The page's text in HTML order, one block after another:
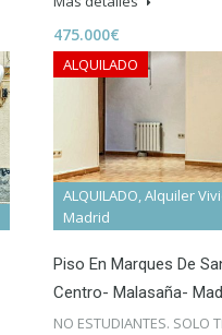
475.000€
ALQUILADO
ALQUILADO, Alquiler
Madrid
Piso En Marques De
Centro- Malasaña-
NO ESTUDIANTES. SOLO